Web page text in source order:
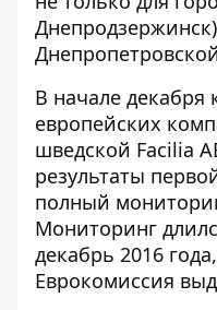
В начале декабря
европейских
шведской Facilia
результаты
полный
Мониторинг
декабрь 2016
Еврокомиссия